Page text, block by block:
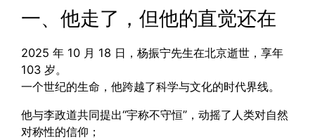
一、他走了，但他的直觉还在
2025 年 10 月 18 日，杨振宁先生在北京逝世，享年
103 岁。
一个世纪的生命，他跨越了科学与文化的时代界线。
他与李政道共同提出“宇称不守恒”，动摇了人类对自然
对称性的信仰；